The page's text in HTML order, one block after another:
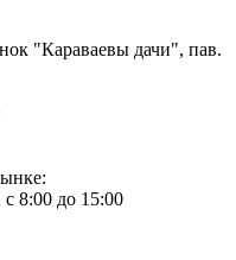
"Караваевы дачи", пав.
8:00 до 15:00